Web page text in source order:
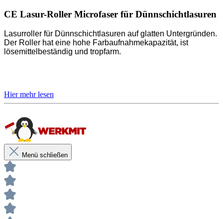
Eignung für den vorgesehenen Anwendungszweck in eigener
Verantwortung zu prüfen.
CE Lasur-Roller Microfaser für Dünnschichtlasuren
Lasurroller für Dünnschichtlasuren auf glatten Untergründen.
Der Roller hat eine hohe Farbaufnahmekapazität, ist
lösemittelbeständig und tropfarm.
Für Dünnschichtlasuren
Lösemittelbeständig und tropfarm
Unsere anwendungstechnischen Empfehlungen dienen der Unterstützung
des Käufers bzw. Verarbeiters.
Sie entbinden nicht davon, unsere Produkte grundsätzlich auf ihre Eignung
für den vorgesehenen Anwendungszweck in eigener Verantwortung zu
prüfen.
Menü schließen